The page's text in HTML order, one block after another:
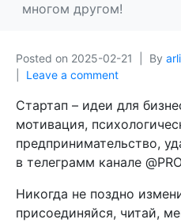
многом другом!
Posted on 2025-02-21 By
Leave a comment
Стартап – идеи для
мотивация,
предпринимательство,
в телеграмм канале
Никогда не поздно
присоединяйся, читай,